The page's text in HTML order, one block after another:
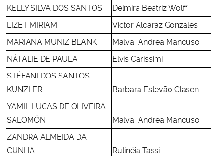
Gabinete de Segurança Institucional
Advocacia-Geral da União
Banco Central do Brasil
Planalto
KELLY SILVA DOS SANTOS
Delmira Beatriz Wolff
LIZET MIRIAM
Victor Alcaraz Gonzales
MARIANA MUNIZ BLANK
Malva Andrea Mancuso
NÁTALIE DE PAULA
Elvis Carissimi
STÉFANI DOS SANTOS
KUNZLER
Barbara Estevão Clasen
YAMIL LUCAS DE OLIVEIRA
SALOMÓN
Malva Andrea Mancuso
ZANDRA ALMEIDA DA
CUNHA
Rutinéia Tassi